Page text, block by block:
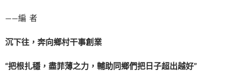
——編 者
沉下往，奔向鄉村干事創業
“把根扎穩，盡菲薄之力，輔助同鄉們把日子超出越好”